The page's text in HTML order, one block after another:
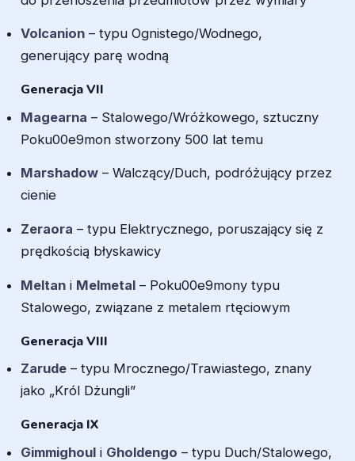
Volcanion – typu Ognistego/Wodnego,
generujący parę wodną
Generacja VII
Magearna – Stalowego/Wróżkowego, sztuczny
Poku00e9mon stworzony 500 lat temu
Marshadow – Walczący/Duch, podróżujący przez
cienie
Zeraora – typu Elektrycznego, poruszający się z
prędkością błyskawicy
Meltan i Melmetal – Poku00e9mony typu
Stalowego, związane z metalem rtęciowym
Generacja VIII
Zarude – typu Mrocznego/Trawiastego, znany
jako „Król Dżungli”
Generacja IX
Gimmighoul i Gholdengo – typu Duch/Stalowego,